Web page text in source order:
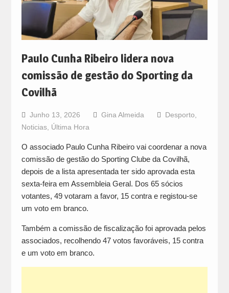
Paulo Cunha Ribeiro lidera nova
comissão de gestão do Sporting da
Covilhã
Junho 13, 2026 Gina Almeida Desporto
Noticias, Última Hora
O associado Paulo Cunha Ribeiro vai coordenar a nova
comissão de gestão do Sporting Clube da Covilhã,
depois de a lista apresentada ter sido aprovada esta
sexta-feira em Assembleia Geral. Dos 65 sócios
votantes, 49 votaram a favor, 15 contra e registou-se
um voto em branco.
Também a comissão de fiscalização foi aprovada pelos
associados, recolhendo 47 votos favoráveis, 15 contra
e um voto em branco.